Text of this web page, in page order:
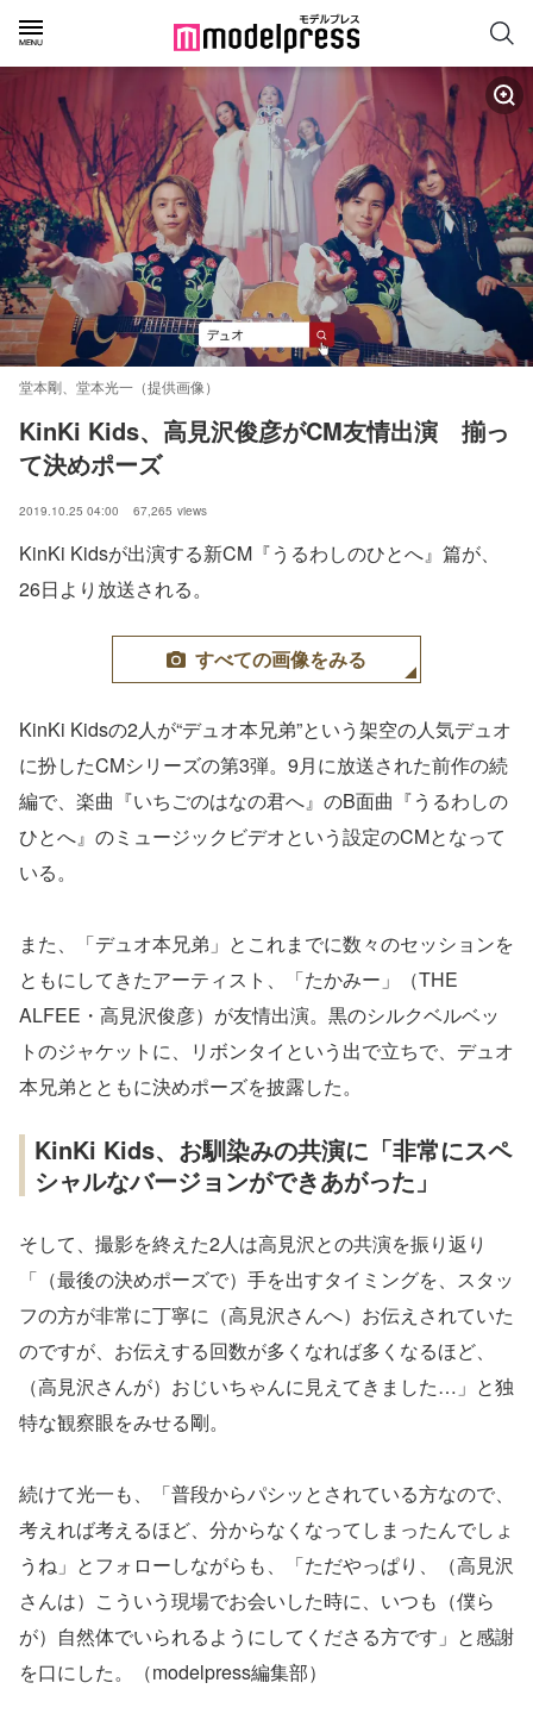
堂本剛、堂本光一（提供画像）
KinKi Kids、高見沢俊彦がCM友情出演　揃っ
て決めポーズ
2019.10.25 04:00 67,265 views
KinKi Kidsが出演する新CM『うるわしのひとへ』篇が、
26日より放送される。
すべての画像をみる
KinKi Kidsの2人が“デュオ本兄弟”という架空の人気デュオ
に扮したCMシリーズの第3弾。9月に放送された前作の続
編で、楽曲『いちごのはなの君へ』のB面曲『うるわしの
ひとへ』のミュージックビデオという設定のCMとなって
いる。
また、「デュオ本兄弟」とこれまでに数々のセッションを
ともにしてきたアーティスト、「たかみー」（THE
ALFEE・高見沢俊彦）が友情出演。黒のシルクベルベッ
トのジャケットに、リボンタイという出で立ちで、デュオ
本兄弟とともに決めポーズを披露した。
KinKi Kids、お馴染みの共演に「非常にスペ
シャルなバージョンができあがった」
そして、撮影を終えた2人は高見沢との共演を振り返り
「（最後の決めポーズで）手を出すタイミングを、スタッ
フの方が非常に丁寧に（高見沢さんへ）お伝えされていた
のですが、お伝えする回数が多くなれば多くなるほど、
（高見沢さんが）おじいちゃんに見えてきました…」と独
特な観察眼をみせる剛。
続けて光一も、「普段からパシッとされている方なので、
考えれば考えるほど、分からなくなってしまったんでしょ
うね」とフォローしながらも、「ただやっぱり、（高見沢
さんは）こういう現場でお会いした時に、いつも（僕ら
が）自然体でいられるようにしてくださる方です」と感謝
を口にした。（modelpress編集部）